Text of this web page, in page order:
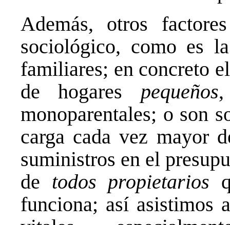
Además, otros
sociológico, como es
familiares; en concreto
de hogares pequeños
monoparentales; o son
carga cada vez mayor
suministros en el
de todos propietarios
funciona; así asistimos